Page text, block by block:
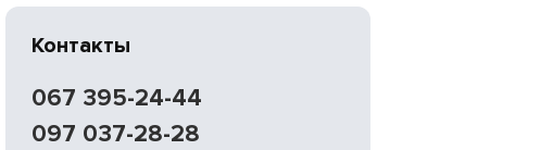
Контакты
067 395-24-44
097 037-28-28